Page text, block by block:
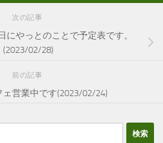
次の記事
にやっとのことで予定表です。
(2023/02/28)
前の記事
営業中です(2023/02/24)